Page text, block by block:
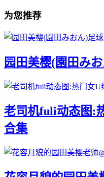
为您推荐
园田美樱(園田み
老司机fuli动态图:
合集